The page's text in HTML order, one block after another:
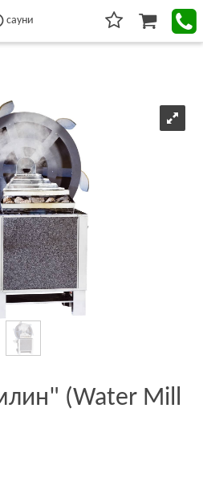
сауни
(Water Mill